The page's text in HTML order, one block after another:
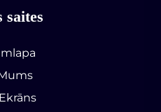
saites